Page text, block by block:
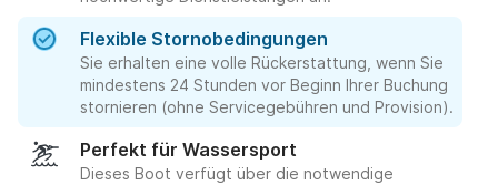
Flexible Stornobedingungen
Sie erhalten eine volle Rückerstattung, wenn Sie
mindestens 24 Stunden vor Beginn Ihrer Buchung
stornieren (ohne Servicegebühren und Provision).
Perfekt für Wassersport
Dieses Boot verfügt über die notwendige